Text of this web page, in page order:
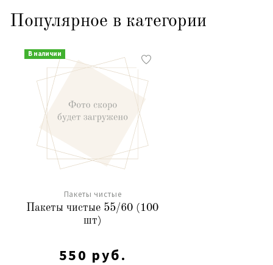
Популярное в категории
В наличии
Пакеты чистые
Пакеты чистые 55/60 (100
шт)
550 руб.